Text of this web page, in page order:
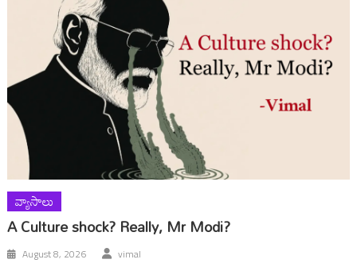
వ్యాసాలు
A Culture shock? Really, Mr Modi?
August 8, 2026 vimal